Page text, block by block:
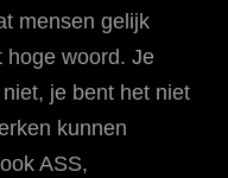
mensen gelijk
hoge woord. Je
je bent het niet
kunnen
ASS,